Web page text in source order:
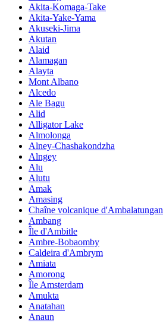
Akita-Komaga-Take
Akita-Yake-Yama
Akuseki-Jima
Akutan
Alaid
Alamagan
Alayta
Mont Albano
Alcedo
Ale Bagu
Alid
Alligator Lake
Almolonga
Alney-Chashakondzha
Alngey
Alu
Alutu
Amak
Amasing
Chaîne volcanique d'Ambalatungan
Ambang
Île d'Ambitle
Ambre-Bobaomby
Caldeira d'Ambrym
Amiata
Amorong
Île Amsterdam
Amukta
Anatahan
Anaun